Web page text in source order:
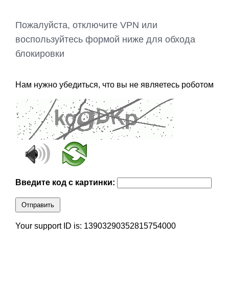
Пожалуйста, отключите VPN или
воспользуйтесь формой ниже для обхода
блокировки
Нам нужно убедиться, что вы не являетесь роботом
Введите код с картинки:
Отправить
Your support ID is: 13903290352815754000